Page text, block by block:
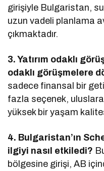
girişiyle Bulgaristan,
uzun vadeli planlama
çıkmaktadır.
3. Yatırım odaklı
odaklı görüşmelere
sadece finansal bir
fazla seçenek,
yüksek bir yaşam
4. Bulgaristan’ın
ilgiyi nasıl etkiledi?
bölgesine girişi, AB